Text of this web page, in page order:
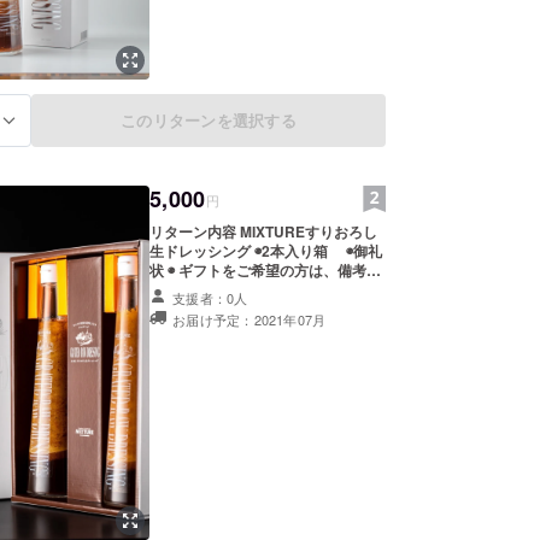
このリターンを選択する
5,000円
リターン内容 MIXTUREすりおろし
生ドレッシング ◉2本入り箱 ◉御礼
状 ◉ ギフトをご希望の方は、備考欄
に配送先（お名前・住所・電話番
号）を記載いただくようお願いしま
す。 ※賞味期限6ヵ月
支援者：0人
お届け予定：2021年07月